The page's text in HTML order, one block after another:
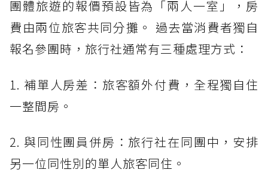
團體旅遊的報價預設皆為「兩人一室」，房
費由兩位旅客共同分攤。 過去當消費者獨自
報名參團時，旅行社通常有三種處理方式：
1. 補單人房差：旅客額外付費，全程獨自住
一整間房。
2. 與同性團員併房：旅行社在同團中，安排
另一位同性別的單人旅客同住。